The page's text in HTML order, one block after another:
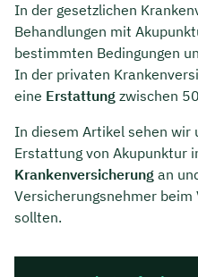
In der gesetzlichen
Behandlungen mit
bestimmten Bedingungen
In der privaten
eine Erstattung zwischen
In diesem Artikel sehen wir
Erstattung von Akupunktur
Krankenversicherung an
Versicherungsnehmer
sollten.